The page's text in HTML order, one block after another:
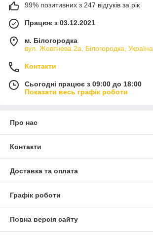
99% позитивних з 247 відгуків за рік
Працює з 03.12.2021
м. Білогородка
вул. Жовтнева 2а, Білогородка, Україна
Контакти
Сьогодні працює з 09:00 до 18:00
Показати весь графік роботи
Про нас
Контакти
Доставка та оплата
Графік роботи
Повна версія сайту